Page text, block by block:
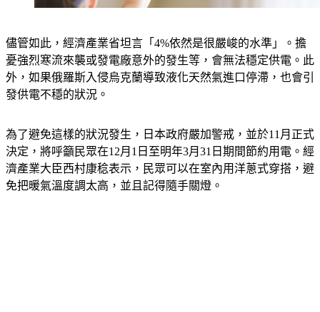
儘管如此，經濟產業省坦言「4%依然是很嚴峻的水準」。擔
憂強烈寒流來襲或發電廠意外的發生等，會無法穩定供電。此
外，如果俄羅斯入侵烏克蘭導致液化天然氣進口停滯，也會引
發供電不穩的狀況。
為了避免這樣的狀況發生，日本政府嚴加警戒，並於11月正式
決定，將呼籲民眾在12月1日至明年3月31日期間節約用電。經
濟產業大臣西村康稔表示，民眾可以在室內用洋蔥式穿搭，避
免把暖氣溫度調太高，並且記得隨手關燈。